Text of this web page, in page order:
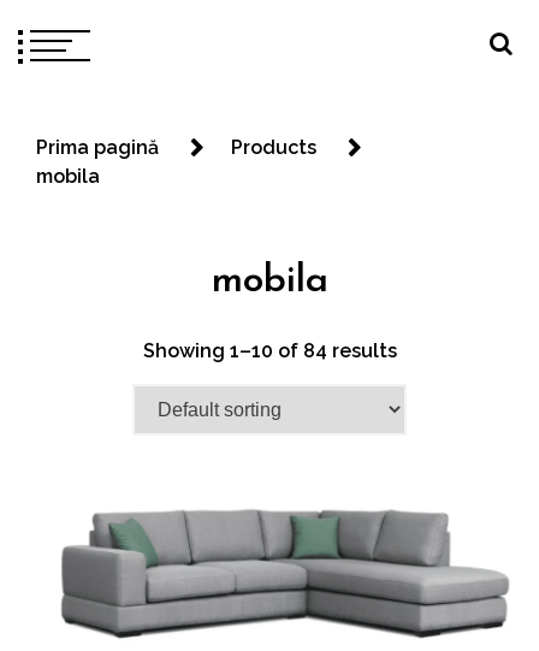
Prima pagină
Products
mobila
mobila
Showing 1–10 of 84 results